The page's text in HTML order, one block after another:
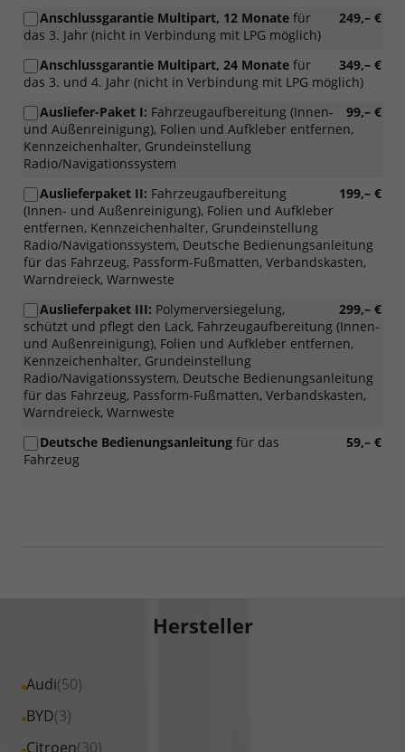
249,– €
Anschlussgarantie Multipart, 12 Monate für
das 3. Jahr (nicht in Verbindung mit LPG möglich)
349,– €
Anschlussgarantie Multipart, 24 Monate für
das 3. und 4. Jahr (nicht in Verbindung mit LPG möglich)
99,– €
Ausliefer-Paket I: Fahrzeugaufbereitung (Innen-
und Außenreinigung), Folien und Aufkleber entfernen,
Kennzeichenhalter, Grundeinstellung
Radio/Navigationssystem
199,– €
Auslieferpaket II: Fahrzeugaufbereitung
(Innen- und Außenreinigung), Folien und Aufkleber
entfernen, Kennzeichenhalter, Grundeinstellung
Radio/Navigationssystem, Deutsche Bedienungsanleitung
für das Fahrzeug, Passform-Fußmatten, Verbandskasten,
Warndreieck, Warnweste
299,– €
Auslieferpaket III: Polymerversiegelung,
schützt und pflegt den Lack, Fahrzeugaufbereitung (Innen-
und Außenreinigung), Folien und Aufkleber entfernen,
Kennzeichenhalter, Grundeinstellung
Radio/Navigationssystem, Deutsche Bedienungsanleitung
für das Fahrzeug, Passform-Fußmatten, Verbandskasten,
Warndreieck, Warnweste
59,– €
Deutsche Bedienungsanleitung für das
Fahrzeug
Hersteller
Audi(50)
Alle
Fahrzeuge
BYD(3)
Alle
Fahrzeuge
Citroen(30)
Alle